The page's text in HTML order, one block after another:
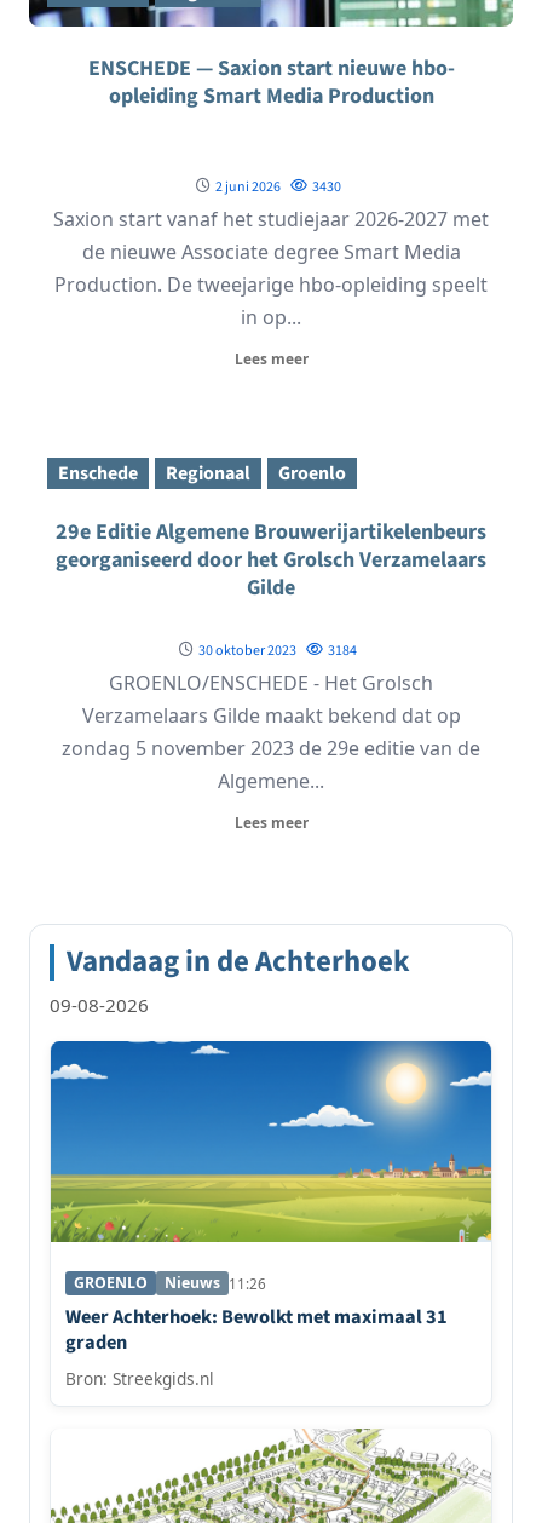
ENSCHEDE — Saxion start nieuwe hbo-
opleiding Smart Media Production
2 juni 2026 3430
Saxion start vanaf het studiejaar 2026-2027 met
de nieuwe Associate degree Smart Media
Production. De tweejarige hbo-opleiding speelt
in op...
Lees meer
Enschede Regionaal Groenlo
29e Editie Algemene Brouwerijartikelenbeurs
georganiseerd door het Grolsch Verzamelaars
Gilde
30 oktober 2023 3184
GROENLO/ENSCHEDE - Het Grolsch
Verzamelaars Gilde maakt bekend dat op
zondag 5 november 2023 de 29e editie van de
Algemene...
Lees meer
Vandaag in de Achterhoek
09-08-2026
GROENLO Nieuws 11:26
Weer Achterhoek: Bewolkt met maximaal 31
graden
Bron: Streekgids.nl